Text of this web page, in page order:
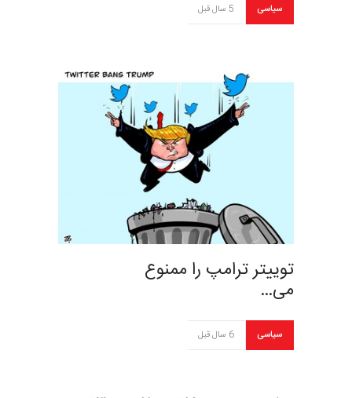
سیاسی 5 سال قبل
توییتر ترامپ را ممنوع
می…
سیاسی 6 سال قبل